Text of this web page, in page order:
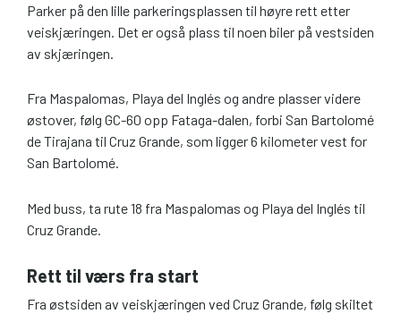
Parker på den lille parkeringsplassen til høyre rett etter
veiskjæringen. Det er også plass til noen biler på vestsiden
av skjæringen.
Fra Maspalomas, Playa del Inglés og andre plasser videre
østover, følg GC-60 opp Fataga-dalen, forbi San Bartolomé
de Tirajana til Cruz Grande, som ligger 6 kilometer vest for
San Bartolomé.
Med buss, ta rute 18 fra Maspalomas og Playa del Inglés til
Cruz Grande.
Rett til værs fra start
Fra østsiden av veiskjæringen ved Cruz Grande, følg skiltet